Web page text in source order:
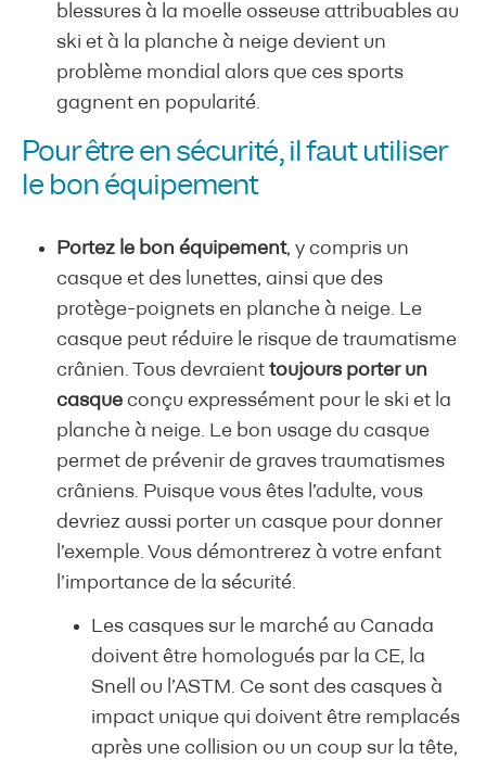
blessures à la moelle osseuse attribuables au
ski et à la planche à neige devient un
problème mondial alors que ces sports
gagnent en popularité.
Pour être en sécurité, il faut utiliser
le bon équipement
Portez le bon équipement, y compris un
casque et des lunettes, ainsi que des
protège-poignets en planche à neige. Le
casque peut réduire le risque de traumatisme
crânien. Tous devraient toujours porter un
casque conçu expressément pour le ski et la
planche à neige. Le bon usage du casque
permet de prévenir de graves traumatismes
crâniens. Puisque vous êtes l’adulte, vous
devriez aussi porter un casque pour donner
l’exemple. Vous démontrerez à votre enfant
l’importance de la sécurité.
Les casques sur le marché au Canada
doivent être homologués par la CE, la
Snell ou l’ASTM. Ce sont des casques à
impact unique qui doivent être remplacés
après une collision ou un coup sur la tête,